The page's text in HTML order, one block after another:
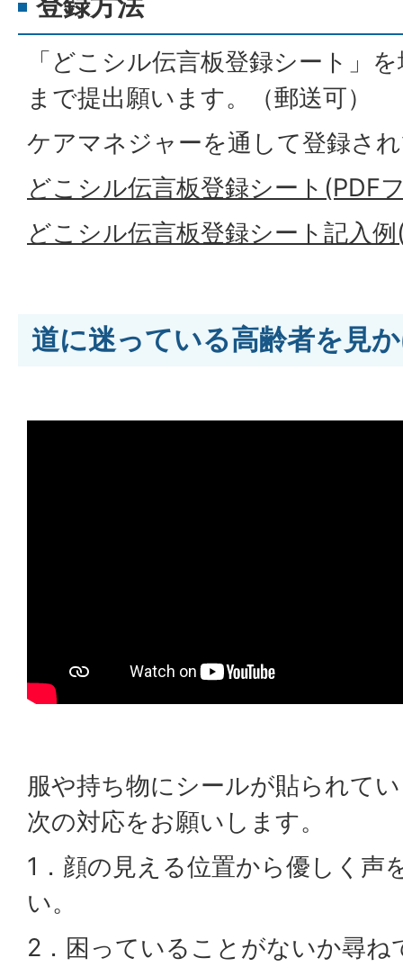
「どこシル伝言板登録シート」
まで提出願います。（郵送可）
ケアマネジャーを通して登録さ
どこシル伝言板登録シート(PDF
どこシル伝言板登録シート記入
道に迷っている高齢者を見
服や持ち物にシールが貼られて
次の対応をお願いします。
1．顔の見える位置から優しく声
い。
2．困っていることがないか尋ね